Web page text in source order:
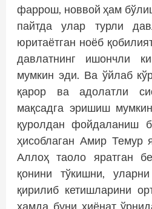
фаррош, новвой ҳам
пайтда улар турли
юритаётган ноёб
давлатнинг ишончли
мумкин эди. Ва ўйлаб
қарор ва адолатли
мақсадга эришиш
қуролдан фойдаланиш
ҳисоблаган Амир Темур
Аллоҳ таоло яратган
қонини тўкишни,
қирилиб кетишларини
ҳамда буни хиёнат